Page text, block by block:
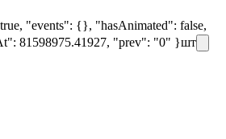
"events": {}, "hasAnimated": false,
81598975.41927, "prev": "0" }шт